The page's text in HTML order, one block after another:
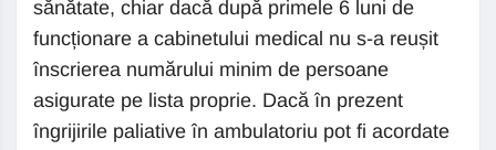
sănătate, chiar dacă după primele 6 luni de
funcționare a cabinetului medical nu s-a reușit
înscrierea numărului minim de persoane
asigurate pe lista proprie. Dacă în prezent
îngrijirile paliative în ambulatoriu pot fi acordate